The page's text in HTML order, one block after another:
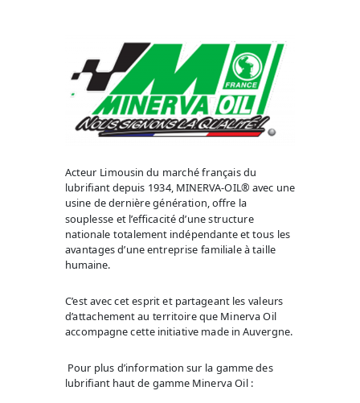
Acteur Limousin du marché français du
lubrifiant depuis 1934, MINERVA-OIL® avec une
usine de dernière génération, offre la
souplesse et l’efficacité d’une structure
nationale totalement indépendante et tous les
avantages d’une entreprise familiale à taille
humaine.
C’est avec cet esprit et partageant les valeurs
d’attachement au territoire que Minerva Oil
accompagne cette initiative made in Auvergne.
Pour plus d’information sur la gamme des
lubrifiant haut de gamme Minerva Oil :